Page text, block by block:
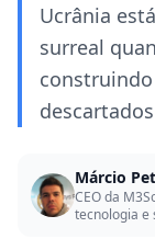
Ucrânia
surreal
Márcio
CEO da
tecnologia e